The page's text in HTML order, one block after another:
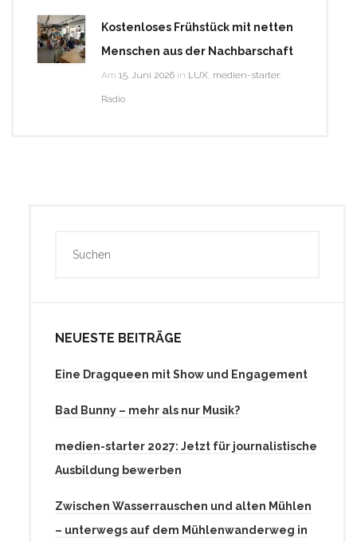
Kostenloses Frühstück mit netten
Menschen aus der Nachbarschaft
Am 15. Juni 2026 in LUX, medien-starter,
Radio
NEUESTE BEITRÄGE
Eine Dragqueen mit Show und Engagement
Bad Bunny – mehr als nur Musik?
medien-starter 2027: Jetzt für journalistische
Ausbildung bewerben
Zwischen Wasserrauschen und alten Mühlen
– unterwegs auf dem Mühlenwanderweg in